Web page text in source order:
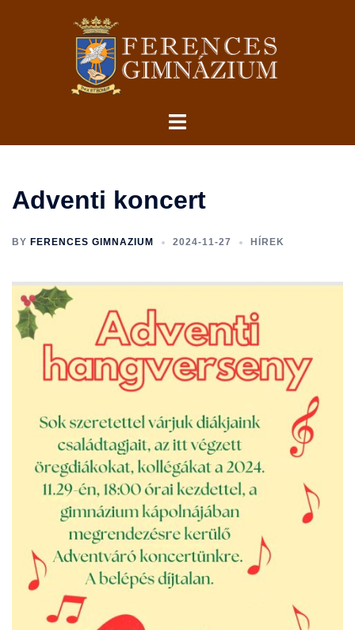
Toggle
Adventi koncert
BY FERENCES GIMNAZIUM 2024-11-27 HÍREK